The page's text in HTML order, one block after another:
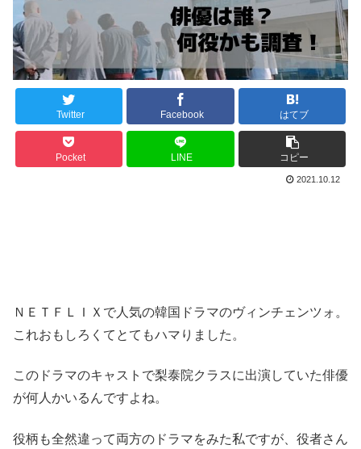
Twitter Facebook はてブ
Pocket LINE コピー
2021.10.12
ＮＥＴＦＬＩＸで人気の韓国ドラマのヴィンチェンツォ。
これおもしろくてとてもハマりました。
このドラマのキャストで梨泰院クラスに出演していた俳優
が何人かいるんですよね。
役柄も全然違って両方のドラマをみた私ですが、役者さん